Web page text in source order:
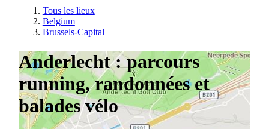
Tous les lieux
Belgium
Brussels-Capital
Anderlecht : parcours
running, randonnées et
balades vélo